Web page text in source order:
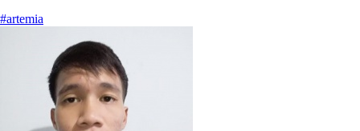
#artemia